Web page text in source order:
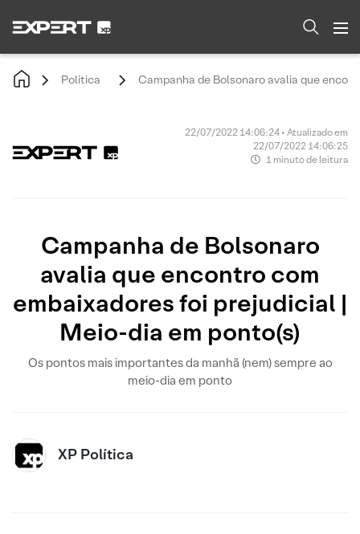
Política Campanha de Bolsonaro avalia que
22/07/2022 14:06:24 • Atualizado em
22/07/2022 14:06:25
1 minuto de leitura
Campanha de Bolsonaro
avalia que encontro com
embaixadores foi prejudicial |
Meio-dia em ponto(s)
Os pontos mais importantes da manhã (nem) sempre ao
meio-dia em ponto
XP Política